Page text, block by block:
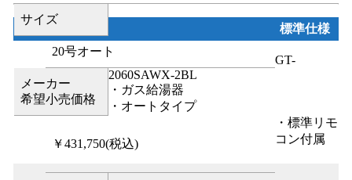
サイズ
20号オート
メーカー
希望小売価格
￥431,750(税込)
標準仕様
GT-
2060SAWX-2BL
・ガス給湯器
・オートタイプ
・標準リモ
コン付属